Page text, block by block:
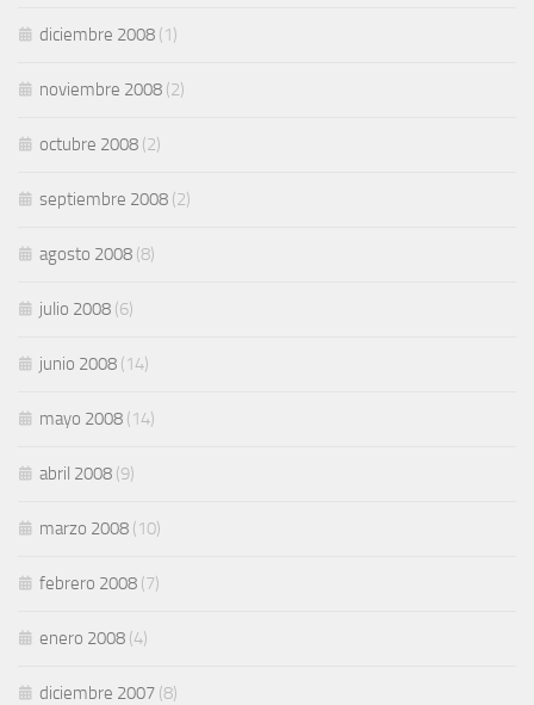
diciembre 2008 (1)
noviembre 2008 (2)
octubre 2008 (2)
septiembre 2008 (2)
agosto 2008 (8)
julio 2008 (6)
junio 2008 (14)
mayo 2008 (14)
abril 2008 (9)
marzo 2008 (10)
febrero 2008 (7)
enero 2008 (4)
diciembre 2007 (8)